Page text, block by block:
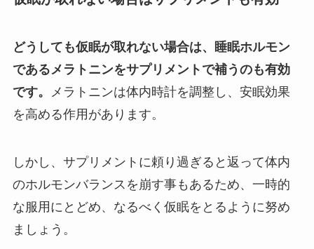
どうしても仮眠が取れない場合は、睡眠ホルモン
であるメラトニンをサプリメントで補うのも有効
です。
メラトニンは体内時計を調整し、安眠効果
を高める作用があります。
しかし、サプリメントに頼り過ぎると返って体内
のホルモンバランスを崩す事もあるため、一時的
な服用にとどめ、なるべく仮眠をとるように努め
ましょう。